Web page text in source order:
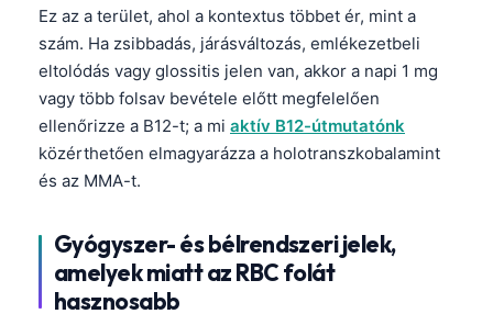
Ez az a terület, ahol a kontextus többet ér, mint a
szám. Ha zsibbadás, járásváltozás, emlékezetbeli
eltolódás vagy glossitis jelen van, akkor a napi 1 mg
vagy több folsav bevétele előtt megfelelően
ellenőrizze a B12-t; a mi aktív B12-útmutatónk
közérthetően elmagyarázza a holotranszkobalamint
és az MMA-t.
Gyógyszer- és bélrendszeri jelek,
amelyek miatt az RBC folát
hasznosabb
한국어
Slovenščina
Shqip
اردو
मराठी
తెలుగు
தமிழ்
ગુજરાતી